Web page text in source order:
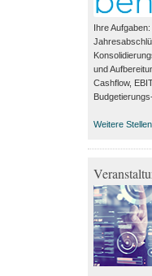
Ihre
und
Cashflow,
Weitere